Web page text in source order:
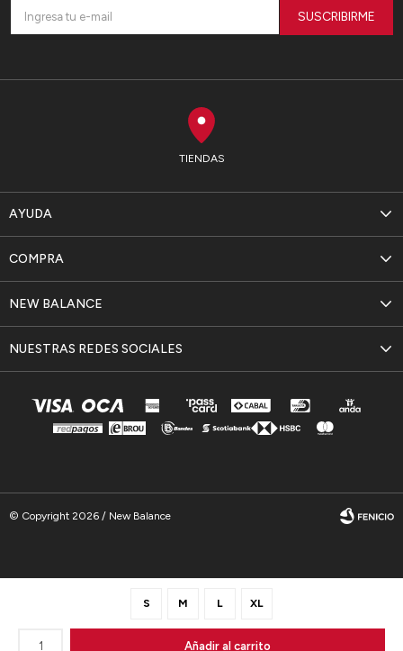
S M L XL
1 Añadir al carrito
TIENDAS
AYUDA
NEW BALANCE
COMPRA
NUESTRAS REDES SOCIALES
SUSCRIBIRME
© Copyright 2026 / New Balance